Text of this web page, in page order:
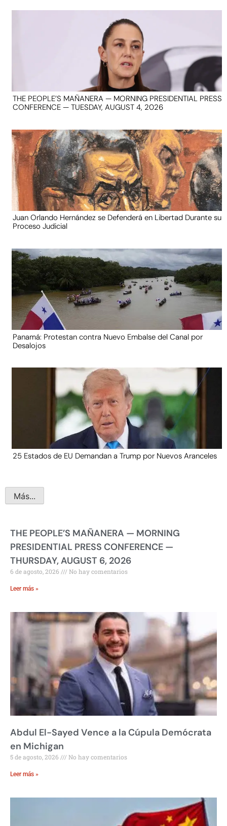
THE PEOPLE’S MAÑANERA — MORNING PRESIDENTIAL PRESS
CONFERENCE — TUESDAY, AUGUST 4, 2026
Juan Orlando Hernández se Defenderá en Libertad Durante su
Proceso Judicial
Panamá: Protestan contra Nuevo Embalse del Canal por
Desalojos
25 Estados de EU Demandan a Trump por Nuevos Aranceles
Más...
THE PEOPLE’S MAÑANERA — MORNING
PRESIDENTIAL PRESS CONFERENCE —
THURSDAY, AUGUST 6, 2026
6 de agosto, 2026 No hay comentarios
Leer más »
Abdul El-Sayed Vence a la Cúpula Demócrata
en Michigan
5 de agosto, 2026 No hay comentarios
Leer más »